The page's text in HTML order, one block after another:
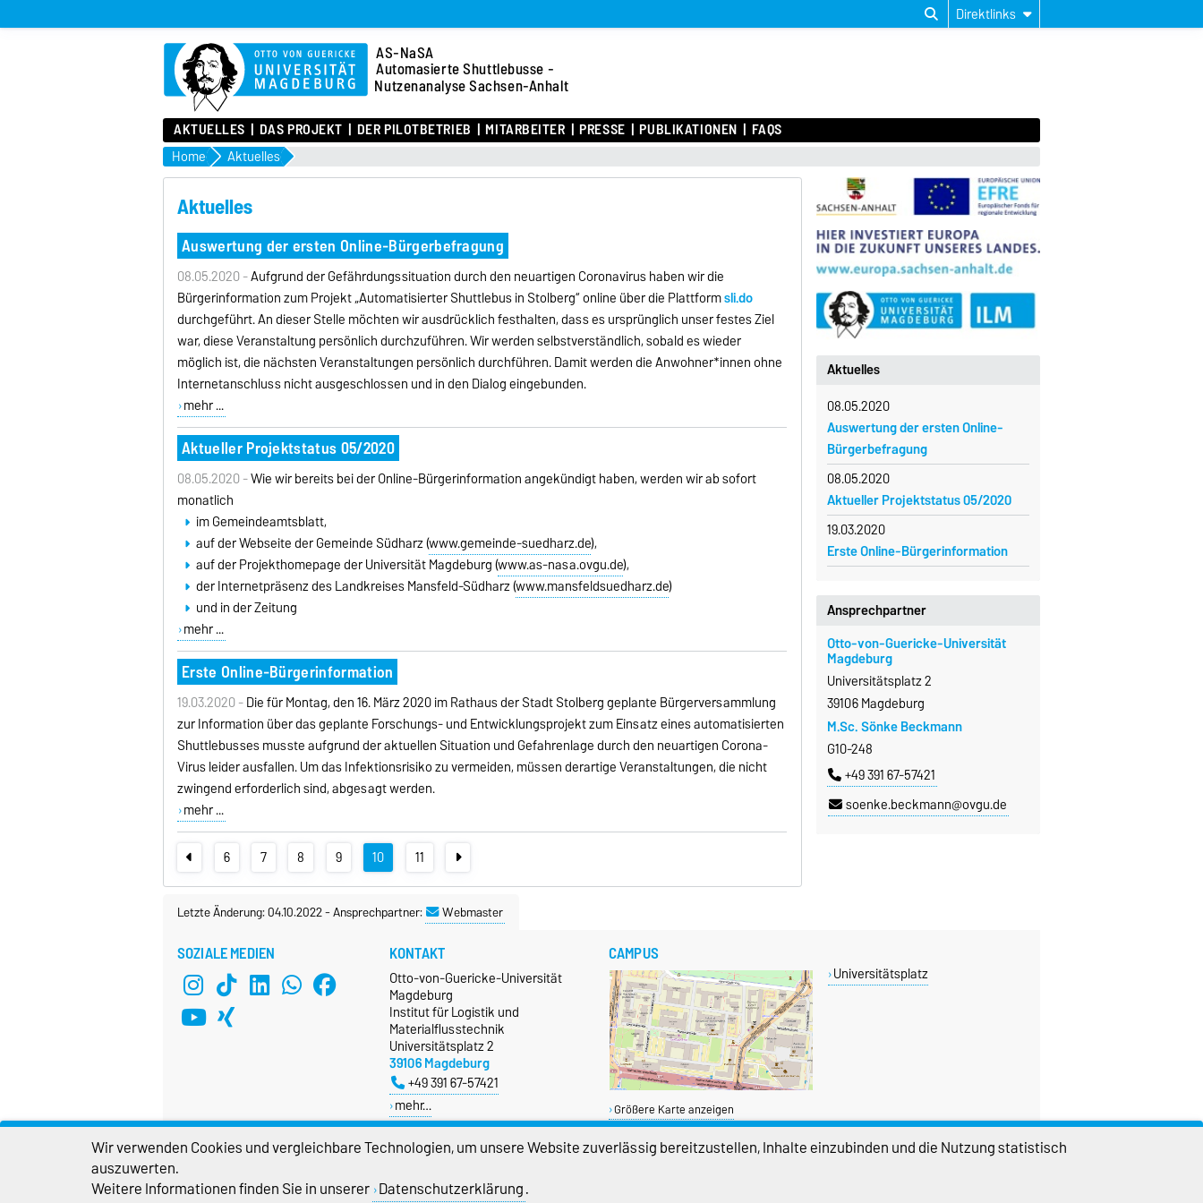
Direktlinks
AS-NaSA
Automasierte Shuttlebusse -
Nutzenanalyse Sachsen-Anhalt
AKTUELLES DAS PROJEKT DER PILOTBETRIEB MITARBEITER PRESSE PUBLIKATIONEN FAQS
Home Aktuelles
Aktuelles
Auswertung der ersten Online-Bürgerbefragung
08.05.2020 -Aufgrund der Gefährdungssituation durch den neuartigen Coronavirus haben wir die
Bürgerinformation zum Projekt „Automatisierter Shuttlebus in Stolberg“ online über die Plattformsli.do
durchgeführt. An dieser Stelle möchten wir ausdrücklich festhalten, dass es ursprünglich unser festes Ziel
war, diese Veranstaltung persönlich durchzuführen. Wir werden selbstverständlich, sobald es wieder
möglich ist, die nächsten Veranstaltungen persönlich durchführen. Damit werden die Anwohner*innen ohne
Internetanschluss nicht ausgeschlossen und in den Dialog eingebunden.
mehr ...
Aktueller Projektstatus 05/2020
08.05.2020 -Wie wir bereits bei der Online-Bürgerinformation angekündigt haben, werden wir ab sofort
monatlich
im Gemeindeamtsblatt,
auf der Webseite der Gemeinde Südharz (www.gemeinde-suedharz.de),
auf der Projekthomepage der Universität Magdeburg (www.as-nasa.ovgu.de),
der Internetpräsenz des Landkreises Mansfeld-Südharz (www.mansfeldsuedharz.de)
und in der Zeitung
mehr ...
Erste Online-Bürgerinformation
19.03.2020 -Die für Montag, den 16. März 2020 im Rathaus der Stadt Stolberg geplante Bürgerversammlung
zur Information über das geplante Forschungs- und Entwicklungsprojekt zum Einsatz eines automatisierten
Shuttlebusses musste aufgrund der aktuellen Situation und Gefahrenlage durch den neuartigen Corona-
Virus leider ausfallen. Um das Infektionsrisiko zu vermeiden, müssen derartige Veranstaltungen, die nicht
zwingend erforderlich sind, abgesagt werden.
mehr ...
6 7 8 9 10 11
Ansprechpartner
Otto-von-Guericke-Universität
Magdeburg
Universitätsplatz 2
39106 Magdeburg
M.Sc. Sönke Beckmann
G10-248
+49 391 67-57421
soenke.beckmann@ovgu.de
Aktuelles
08.05.2020
Auswertung der ersten Online-
Bürgerbefragung
08.05.2020
Aktueller Projektstatus 05/2020
19.03.2020
Erste Online-Bürgerinformation
Letzte Änderung: 04.10.2022-Ansprechpartner: Webmaster
SOZIALE MEDIEN KONTAKT
Otto-von-Guericke-Universität
Magdeburg
Institut für Logistik und
Materialflusstechnik
Universitätsplatz 2
39106 Magdeburg
+49 391 67-57421
mehr…
CAMPUS
Größere Karte anzeigen
Universitätsplatz
DIESE SEITE
Wir verwenden Cookies und vergleichbare Technologien, um unsere Website zuverlässig bereitzustellen, Inhalte einzubinden und die Nutzung statistisch
auszuwerten.
Weitere Informationen finden Sie in unserer Datenschutzerklärung.